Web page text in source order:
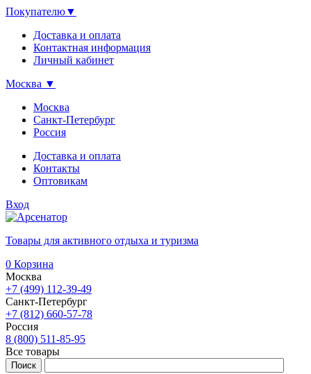
Покупателю▼
Доставка и оплата
Контактная информация
Личный кабинет
Москва ▼
Москва
Санкт-Петербург
Россия
Доставка и оплата
Контакты
Оптовикам
Вход
Товары для активного отдыха и туризма
0 Корзина
Москва
+7 (499) 112-39-49
Санкт-Петербург
+7 (812) 660-57-78
Россия
8 (800) 511-85-95
Все товары